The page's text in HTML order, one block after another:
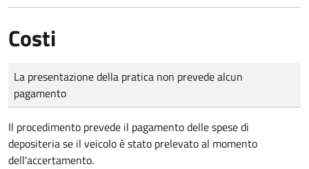
Costi
Tipo di pagamento
Importo
La presentazione della pratica non prevede alcun
pagamento
Il procedimento prevede il pagamento delle spese di
depositeria se il veicolo è stato prelevato al momento
dell'accertamento.